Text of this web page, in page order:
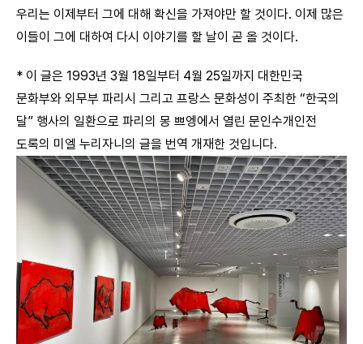
우리는 이제부터 그에 대해 확신을 가져야만 할 것이다. 이제 많은
이들이 그에 대하여 다시 이야기를 할 날이 곧 올 것이다.
* 이 글은 1993년 3월 18일부터 4월 25일까지 대한민국
문화부와 외무부 파리시 그리고 프랑스 문화성이 주최한 “한국의
달” 행사의 일환으로 파리의 몽 쁘엥에서 열린 문인수개인전
도록의 미엘 누리자니의 글을 번역 개재한 것입니다.